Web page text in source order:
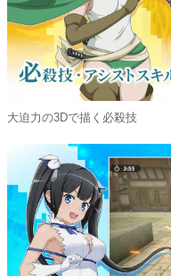
大迫力の3Dで描く必殺技